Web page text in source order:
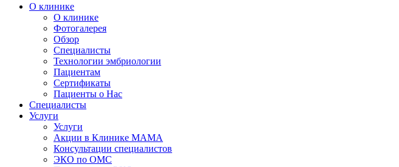
О клинике
О клинике
Фотогалерея
Обзор
Специалисты
Технологии эмбриологии
Пациентам
Сертификаты
Пациенты о Нас
Специалисты
Услуги
Услуги
Акции в Клинике МАМА
Консультации специалистов
ЭКО по ОМС